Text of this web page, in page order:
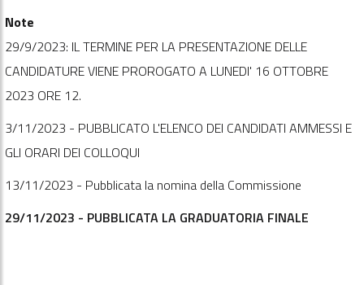
Note
29/9/2023: IL TERMINE PER LA PRESENTAZIONE DELLE
CANDIDATURE VIENE PROROGATO A LUNEDI' 16 OTTOBRE
2023 ORE 12.
3/11/2023 - PUBBLICATO L'ELENCO DEI CANDIDATI AMMESSI E
GLI ORARI DEI COLLOQUI
13/11/2023 - Pubblicata la nomina della Commissione
29/11/2023 - PUBBLICATA LA GRADUATORIA FINALE